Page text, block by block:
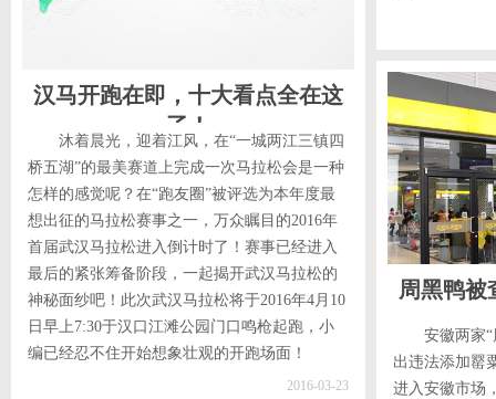
汉马开跑在即，十大看点全在这
了！
沐着晨光，迎着江风，在“一城两江三镇四
桥五湖”的最美赛道上完成一次马拉松会是一种
怎样的感觉呢？在“跑友圈”被评选为本年度最
想出征的马拉松赛事之一，万众瞩目的2016年
首届武汉马拉松进入倒计时了！赛事已经进入
最后的紧张筹备阶段，一起揭开武汉马拉松的
神秘面纱吧！此次武汉马拉松将于2016年4月10
日早上7:30于汉口江滩公园门口鸣枪起跑，小
编已经忍不住开始想象壮观的开跑场面！
2016-03-23
周黑鸭被
安徽两家
出违法添加罂
进入安徽市场